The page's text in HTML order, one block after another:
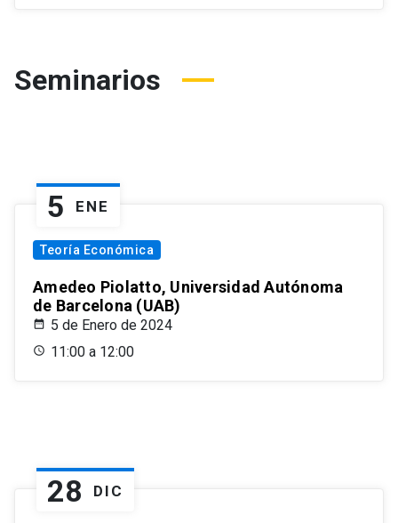
Seminarios
5 ENE
Teoría Económica
Amedeo Piolatto, Universidad Autónoma
de Barcelona (UAB)
5 de Enero de 2024
11:00 a 12:00
28 DIC